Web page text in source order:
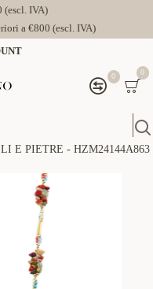
IVA)
a €800 (escl. IVA)
0 0
E PIETRE - HZM24144A863